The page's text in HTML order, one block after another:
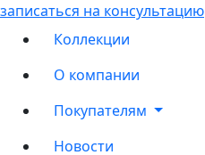
записаться на консультацию
Коллекции
О компании
Покупателям
Новости